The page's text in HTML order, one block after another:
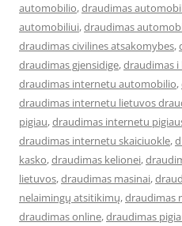
automobilio,draudimas
automobiliui,draudimas
draudimas civilines atsakomybes,
draudimas gjensidige,draudimas i
draudimas internetu automobilio,
draudimas internetu lietuvos
pigiau,draudimas internetu
draudimas internetu skaiciuokle,
kasko,draudimas kelionei,
lietuvos,draudimas masinai,
nelaimingų atsitikimų,draudimas
draudimas online,draudimas